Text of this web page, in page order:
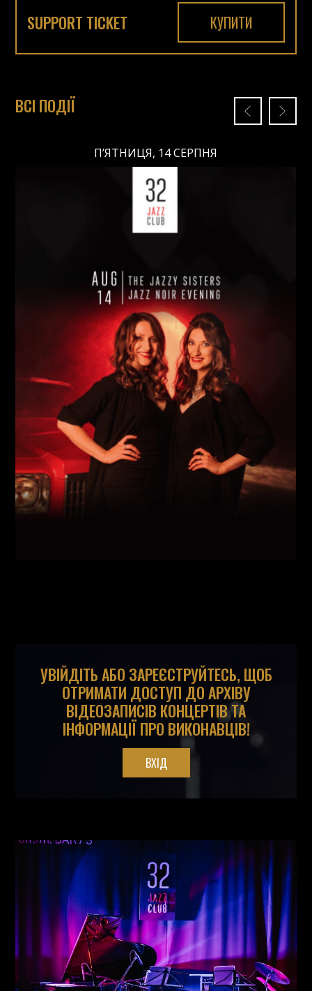
SUPPORT TICKET КУПИТИ
ВСІ ПОДІЇ
П’ЯТНИЦЯ, 14 СЕРПНЯ
П’ЯТНИЦЯ, 14 СЕРПНЯ
Ціна:
Виконавці: Анна Майовецька (Вокал, )
Майовецька
Вокал,) /Григорій Паршин (Саксофон
/Арсеній Яндюк (Рояль,) /Єгор Абрамов (Контрабас
)
/Павло Галицький (Барабани,
УВІЙДІТЬ АБО ЗАРЕЄСТРУЙТЕСЬ, ЩОБ
ОТРИМАТИ ДОСТУП ДО АРХІВУ
ВІДЕОЗАПИСІВ КОНЦЕРТІВ ТА
ІНФОРМАЦІЇ ПРО ВИКОНАВЦІВ!
ВХІД